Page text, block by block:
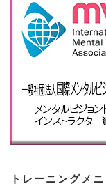
トレーニングメ